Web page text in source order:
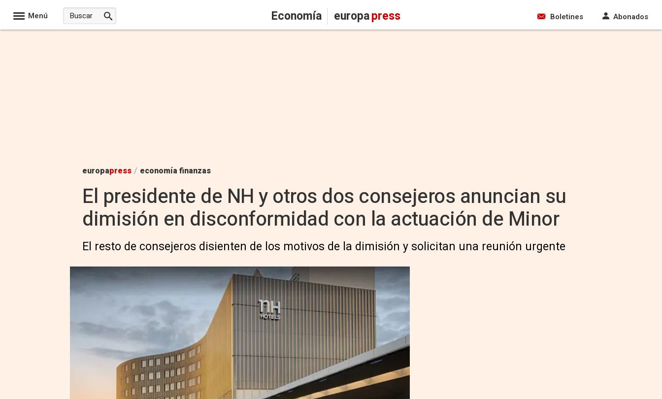
Menú Economía europapress Boletines Abonados
europapress / economía finanzas
El presidente de NH y otros dos consejeros anuncian su
dimisión en disconformidad con la actuación de Minor
El resto de consejeros disienten de los motivos de la dimisión y solicitan una reunión urgente